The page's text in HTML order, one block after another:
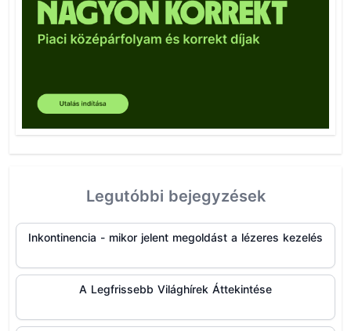
Legutóbbi bejegyzések
Inkontinencia - mikor jelent megoldást a lézeres kezelés
A Legfrissebb Világhírek Áttekintése